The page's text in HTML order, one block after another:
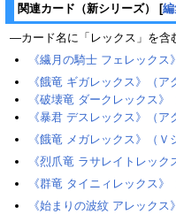
関連カード（新シリーズ） [
―カード名に「レックス」を含
《繊月の騎士 フェレックス
《餓竜 ギガレックス》（ア
《破壊竜 ダークレックス》
《暴君 デスレックス》（ア
《餓竜 メガレックス》（Ｖ
《烈爪竜 ラサレイトレック
《群竜 タイニィレックス》
《始まりの波紋 アレックス